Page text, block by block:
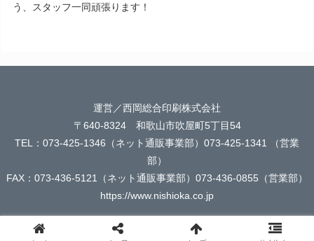
う、スタッフ一同頑張ります！
運営／西岡総合印刷株式会社
〒640-8324 和歌山市吹屋町5丁目54
TEL：073-425-1346（ネット通販事業部）073-425-1341 （営業
部）
FAX：073-436-5121（ネット通販事業部）073-436-0855（営業部）
https://www.nishioka.co.jp